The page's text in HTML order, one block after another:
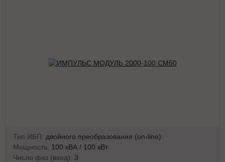
Тип ИБП: двойного преобразования (on-line)
Мощность: 100 кВА / 100 кВт
Число фаз (вход): 3